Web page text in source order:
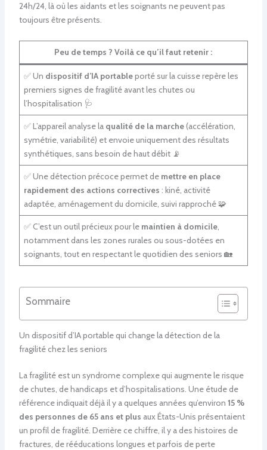
24h/24, là où les aidants et les soignants ne peuvent pas
toujours être présents.
Peu de temps ? Voilà ce qu’il faut retenir :
✅ Un dispositif d’IA portableporté sur la cuisse repère les
premiers signes de fragilité avant les chutes ou
l’hospitalisation 🩺
✅ L’appareil analyse la qualité de la marche(accélération,
symétrie, variabilité) et envoie uniquement des résultats
synthétiques, sans besoin de haut débit 📡
✅ Une détection précoce permet de mettre en place
rapidement des actions correctives : kiné, activité
adaptée, aménagement du domicile, suivi rapproché 🧩
✅ C’est un outil précieux pour le maintien à domicile,
notamment dans les zones rurales ou sous-dotées en
soignants, tout en respectant le quotidien des seniors 🏡
Sommaire
Un dispositif d’IA portable qui change la détection de la
fragilité chez les seniors
La fragilité est un syndrome complexe qui augmente le risque
de chutes, de handicaps et d’hospitalisations. Une étude de
référence indiquait déjà il y a quelques années qu’environ 15 %
des personnes de 65 ans et plus aux États-Unis présentaient
un profil de fragilité. Derrière ce chiffre, il y a des histoires de
fractures, de rééducations longues et parfois de perte